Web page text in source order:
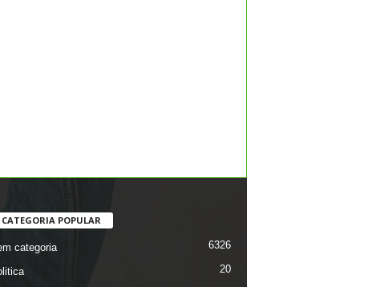
CATEGORIA POPULAR
categoria 6326
20